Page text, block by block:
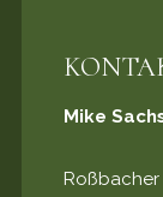
Mike
Roßbacher